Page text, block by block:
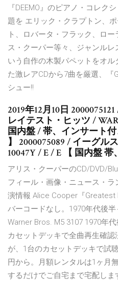
『DEEMO』のピアノ・コレク
題を エリック・クラプトン、
ト、ロバータ・フラック、ロ
ス・クーパー等々、ジャンル
いう自作の木製パペットをオ
た激レアCDから7曲を厳選、『
シュー!!
2019年12月10日
レイテスト・ヒッツ /
国内盤 / 帯、インサート
】 2000075089 / イーグル
10047Y / E / E 【 国内盤 帯
アリス・クーパーのCD/DVD/
フィール・画像・ニュース・ラ
演情報 Alice Cooper『
バーコードなし。1970年代後
Warner Bros. M5 3107 1970年
カセットデッキで全曲再生確
が、1台のカセットデッキで試
円から。月額レンタルは1ヶ月
するだけでご自宅まで宅配しま